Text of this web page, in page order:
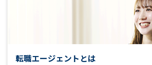
転職エージェントとは